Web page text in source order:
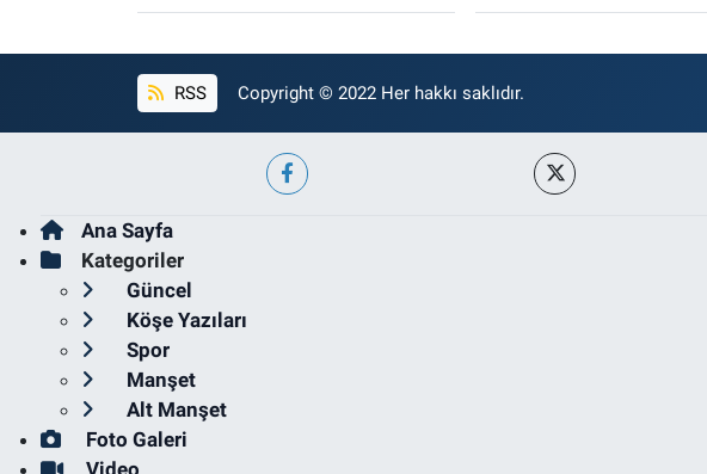
RSS Copyright © 2022 Her hakkı saklıdır.
Ana Sayfa
Kategoriler
Güncel
Köşe Yazıları
Spor
Manşet
Alt Manşet
Foto Galeri
Video